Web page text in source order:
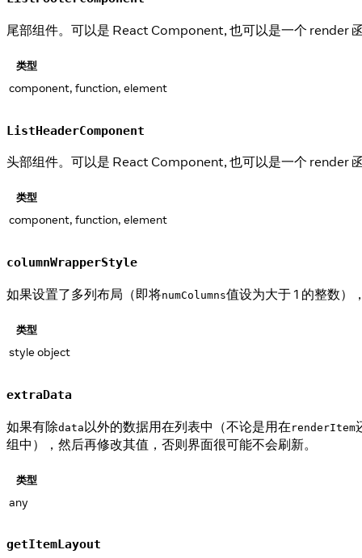
尾部组件。可以是 React Component, 也可以是一个 render
类型
component, function, element
ListHeaderComponent
头部组件。可以是 React Component, 也可以是一个 render
类型
component, function, element
columnWrapperStyle
如果设置了多列布局（即将numColumns值设为大于 1 的整数）
类型
style object
extraData
如果有除data以外的数据用在列表中（不论是用在 renderItem
组中），然后再修改其值，否则界面很可能不会刷新。
类型
any
getItemLayout